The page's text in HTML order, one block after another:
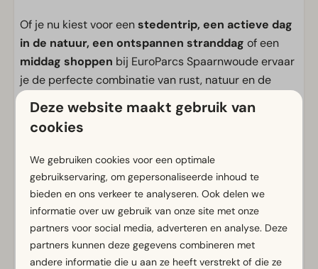
Of je nu kiest voor eenstedentrip, een actieve dag
in de natuur, een ontspannen stranddag of een
middag shoppen bij EuroParcs Spaarnwoude ervaar
je de perfecte combinatie van rust, natuur en de
levendigheid van de stad.
Voorzieningen
Algemeen
Rookvrij
Gratis Wifi
Parkeergelegenheid nabij vakantieverblijf
Vuurwerkvrij
Deze website maakt gebruik van
cookies
We gebruiken cookies voor een optimale
gebruikservaring, om gepersonaliseerde inhoud te
bieden en ons verkeer te analyseren. Ook delen we
informatie over uw gebruik van onze site met onze
partners voor social media, adverteren en analyse. Deze
partners kunnen deze gegevens combineren met
andere informatie die u aan ze heeft verstrekt of die ze